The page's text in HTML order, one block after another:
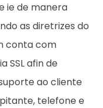
ie de manera
as diretrizes do
conta com
SSL afin de
ao cliente
telefone e